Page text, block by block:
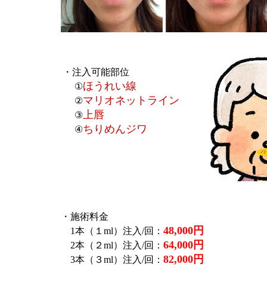
・注入可能部位
①ほうれい線
②マリオネットライン
③上唇
④ちりめんジワ
・施術料金
1本（１ml）注入/回： 48,000円
2本（２ml）注入/回： 64,000円
3本（３ml）注入/回： 82,000円